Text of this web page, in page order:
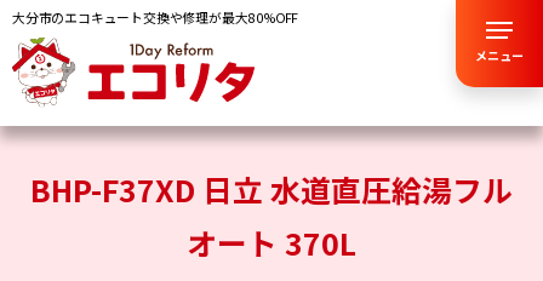
大分市のエコキュート交換や修理が最大80%OFF
メニュー
BHP-F37XD 日立 水道直圧給湯フル
オート 370L